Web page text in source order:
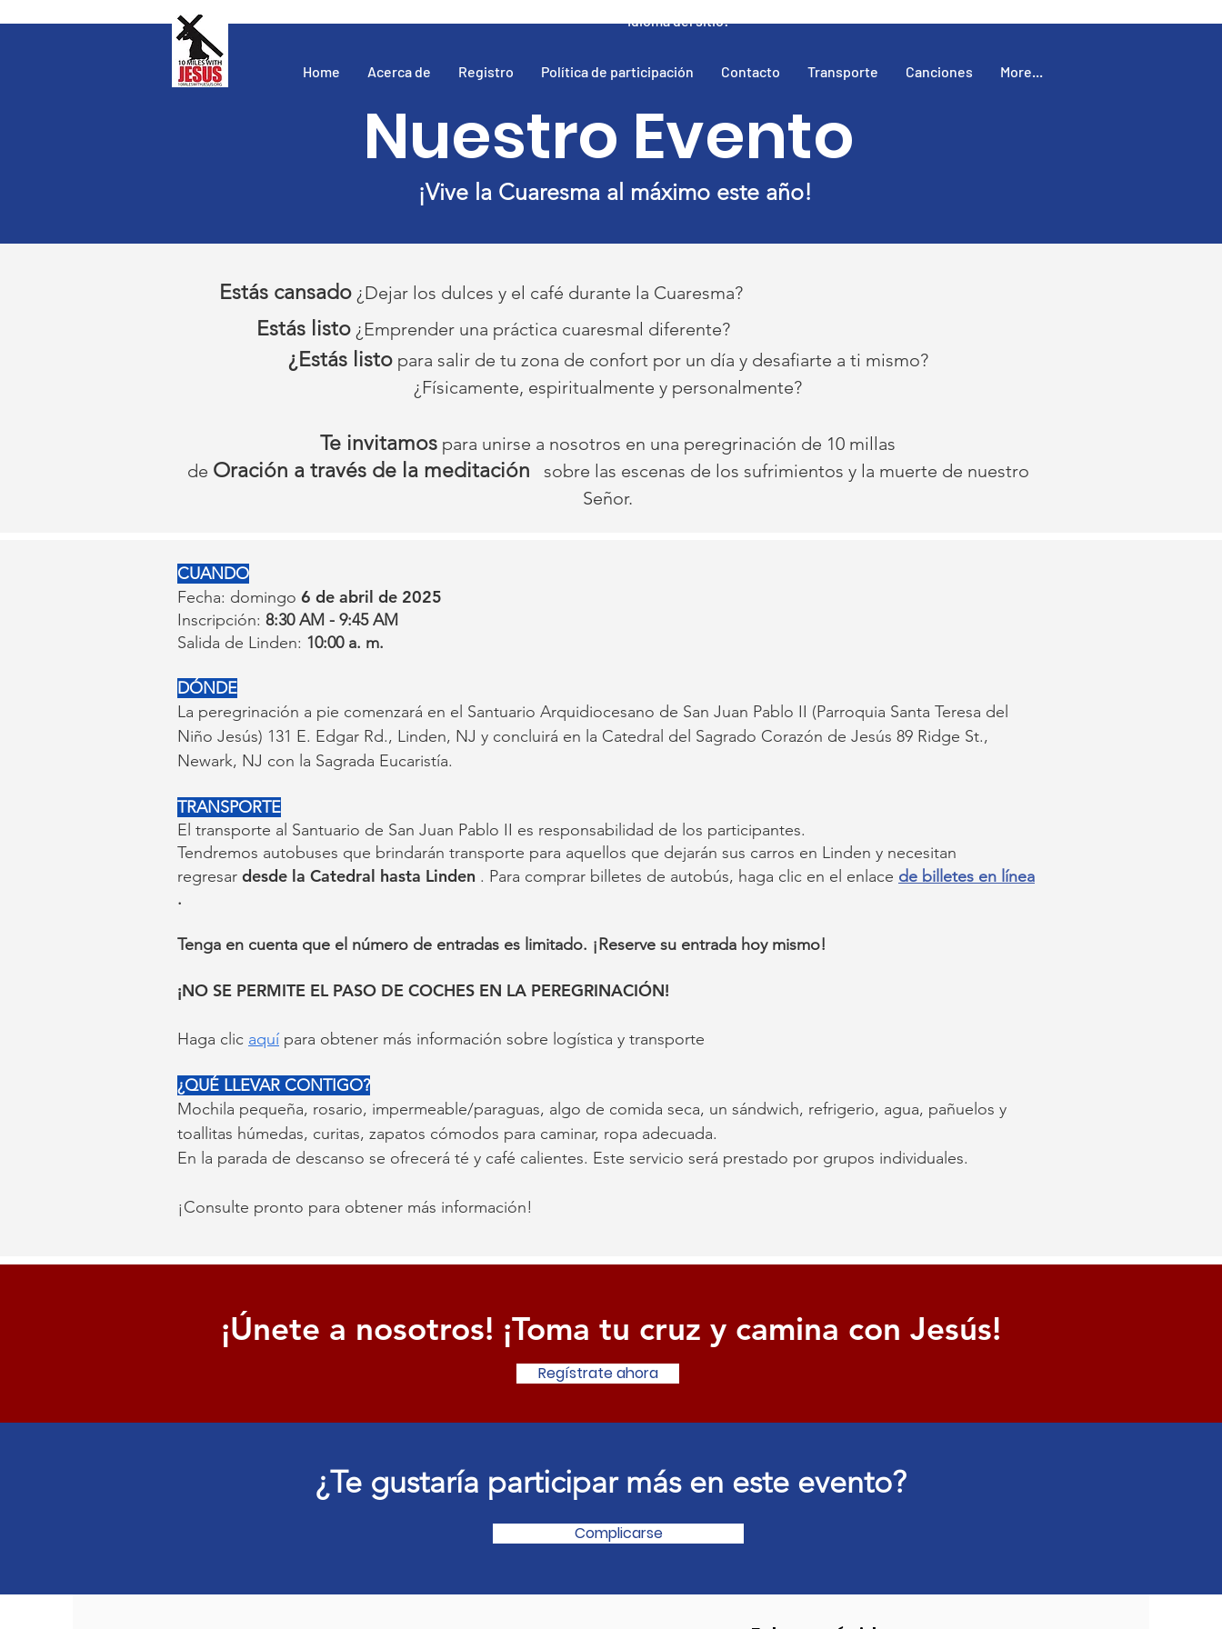
Idioma del sitio:
Home Acerca de Registro Política de participación Contacto Transporte Canciones More...
Nuestro Evento
¡Vive la Cuaresma al máximo este año!
Estás cansado ¿Dejar los dulces y el café durante la Cuaresma?
Estás listo ¿Emprender una práctica cuaresmal diferente?
¿Estás listo para salir de tu zona de confort por un día y desafiarte a ti mismo?
¿Físicamente, espiritualmente y personalmente?
Te invitamos para unirse a nosotros en una peregrinación de 10 millas
de Oración a través de la meditación
sobre las escenas de los sufrimientos y la muerte de nuestro
Señor.
CUANDO
Fecha: domingo 6 de abril de 2025
Inscripción: 8:30 AM - 9:45 AM
Salida de Linden: 10:00 a. m.
DÓNDE
La peregrinación a pie comenzará en el Santuario Arquidiocesano de San Juan Pablo II (Parroquia Santa Teresa del
Niño Jesús) 131 E. Edgar Rd., Linden, NJ y concluirá en la Catedral del Sagrado Corazón de Jesús 89 Ridge St.,
Newark, NJ con la Sagrada Eucaristía.
TRANSPORTE
El transporte al Santuario de San Juan Pablo II es responsabilidad de los participantes.
Tendremos autobuses que brindarán transporte para aquellos que dejarán sus carros en Linden y necesitan
regresar desde la Catedral hasta Linden . Para comprar billetes de autobús, haga clic en el enlace de billetes en línea
.
Tenga en cuenta que el número de entradas es limitado. ¡Reserve su entrada hoy mismo!
¡NO SE PERMITE EL PASO DE COCHES EN LA PEREGRINACIÓN!
Haga clic aquí para obtener más información sobre logística y transporte
¿QUÉ LLEVAR CONTIGO?
Mochila pequeña, rosario, impermeable/paraguas, algo de comida seca, un sándwich, refrigerio, agua, pañuelos y
toallitas húmedas, curitas, zapatos cómodos para caminar, ropa adecuada.
En la parada de descanso se ofrecerá té y café calientes. Este servicio será prestado por grupos individuales.
¡Consulte pronto para obtener más información!
¡Únete a nosotros! ¡Toma tu cruz y camina con Jesús!
Regístrate ahora
¿Te gustaría participar más en este evento?
Complicarse